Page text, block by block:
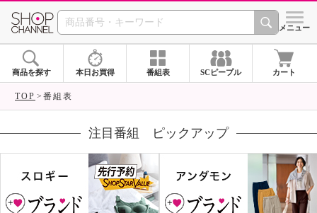
SHOP CHANNEL シメニュー
商品を探す 本日お買得 番組表 SCピープル カート
TOP 番組表
注目番組 ピックアップ